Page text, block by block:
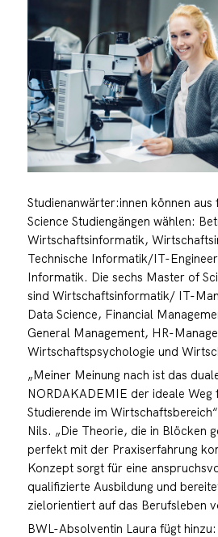
Studienanwärter:innen können
Science Studiengängen wählen:
Wirtschaftsinformatik,
Technische Informatik/IT-
Informatik. Die sechs Master of
sind Wirtschaftsinformatik/ IT-
Data Science, Financial
General Management, HR-
Wirtschaftspsychologie und
„Meiner Meinung nach ist das
NORDAKADEMIE der ideale Weg
Studierende im
Nils. „Die Theorie, die in Blöcken
perfekt mit der Praxiserfahrung
Konzept sorgt für eine
qualifizierte Ausbildung und
zielorientiert auf das Berufsleben
BWL-Absolventin Laura fügt